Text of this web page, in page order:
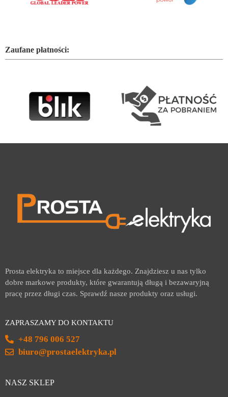
Zaufane płatności:
Prosta elektryka to miejsce dla każdego. Znajdziesz u nas tylko
dobre markowe produkty, które gwarantują długą i bezawaryjną
pracę przez długi czas. Sprawdź nasze produkty oraz usługi.
ZAPRASZAMY DO KONTAKTU
+48 796 006 527
biuro@prostaelektryka.pl
NASZ SKLEP